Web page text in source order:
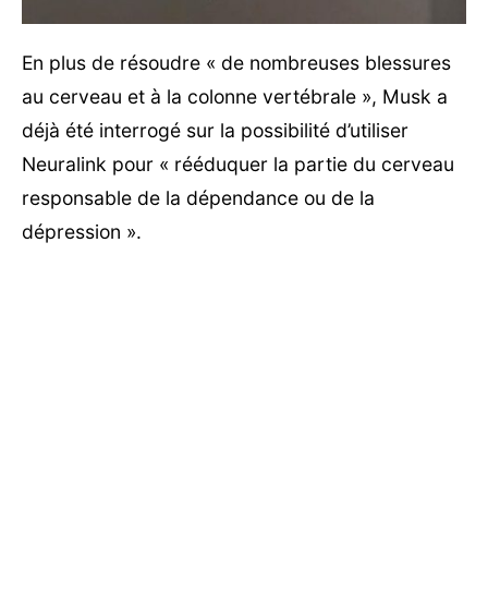
En plus de résoudre « de nombreuses blessures
au cerveau et à la colonne vertébrale », Musk a
déjà été interrogé sur la possibilité d’utiliser
Neuralink pour « rééduquer la partie du cerveau
responsable de la dépendance ou de la
dépression ».